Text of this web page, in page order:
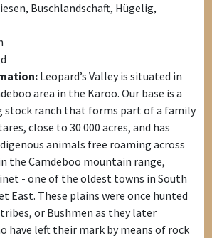
Buschlandschaft, Hügelig,
Leopard’s Valley is situated in
area in the Karoo. Our base is a
stock ranch that forms part of a family
close to 30 000 acres, and has
animals free roaming across
the Camdeboo mountain range,
- one of the oldest towns in South
East. These plains were once hunted
or Bushmen as they later
have left their mark by means of rock